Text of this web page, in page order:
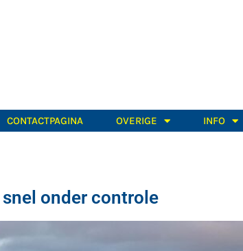
CONTACTPAGINA OVERIGE INFO
onder controle